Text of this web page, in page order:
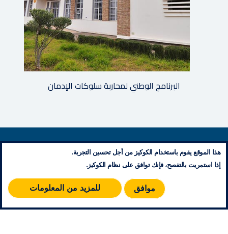
البرنامج الوطني لمحاربة سلوكات الإدمان
معلومات تنظيمية
إتصل بنا
مخطط الموقع
RSS
هذا الموقع يقوم باستخدام الكوكيز من أجل تحسين التجربة.
إذا استمريت بالتفصح، فإنك توافق على نظام الكوكيز.
موافق للمزيد من المعلومات